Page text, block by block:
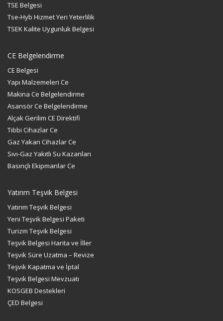
TSE Belgesi
Tse-Hyb Hizmet Yeri Yeterlilik
TSEK Kalite Uygunluk Belgesi
CE Belgelendirme
CE Belgesi
Yapı Malzemeleri Ce
Makina Ce Belgelendirme
Asansör Ce Belgelendirme
Alçak Gerilim CE Direktifi
Tıbbi Cihazlar Ce
Gaz Yakan Cihazlar Ce
Sıvı-Gaz Yakıtlı Su Kazanları
Basınçlı Ekipmanlar Ce
Yatırım Teşvik Belgesi
Yatırım Teşvik Belgesi
Yeni Teşvik Belgesi Paketi
Turizm Teşvik Belgesi
Teşvik Belgesi Harita ve İller
Teşvik Süre Uzatma – Revize
Teşvik Kapatma ve İptal
Teşvik Belgesi Mevzuatı
KOSGEB Destekleri
ÇED Belgesi